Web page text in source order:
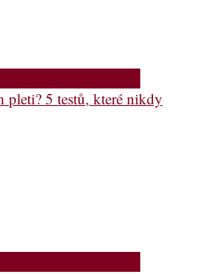
pleti? 5 testů, které nikdy